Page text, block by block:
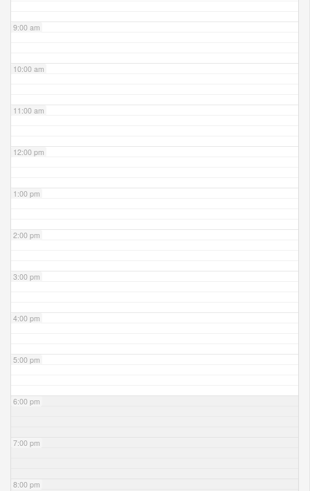
9:00 am
10:00 am
11:00 am
12:00 pm
1:00 pm
2:00 pm
3:00 pm
4:00 pm
5:00 pm
6:00 pm
7:00 pm
8:00 pm